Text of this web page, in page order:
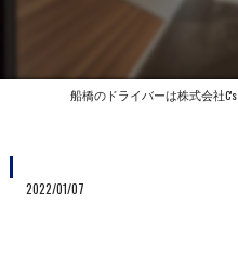
船橋のドライバーは株式会社C's
2022/01/07